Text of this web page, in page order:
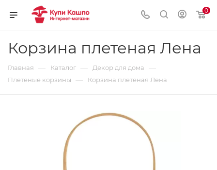
0
Корзина плетеная Лена
Главная — Каталог — Декор для дома —
Плетеные корзины — Корзина плетеная Лена